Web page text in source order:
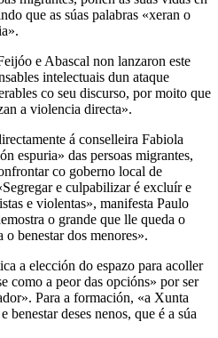
que as súas palabras «xeran o
e Abascal non lanzaron este
intelectuais dun ataque
co seu discurso, por moito que
a violencia directa».
á conselleira Fabiola
espuria» das persoas migrantes,
co goberno local de
e culpabilizar é excluír e
e violentas», manifesta Paulo
o grande que lle queda o
benestar dos menores».
a elección do espazo para acoller
como a peor das opcións» por ser
Para a formación, «a Xunta
deses nenos, que é a súa